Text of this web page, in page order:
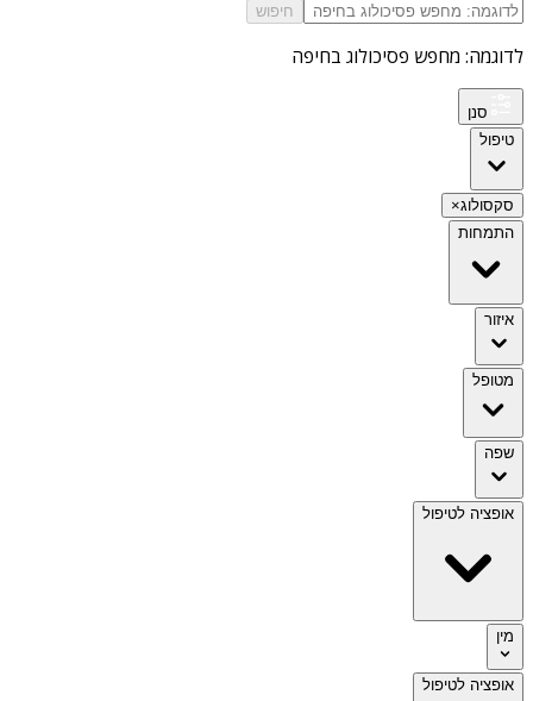
חיפוש
לדוגמה: מחפש פסיכולוג בחיפה
סנן
טיפול
סקסולוג×
התמחות
איזור
מטופל
שפה
אופציה לטיפול
מין
אופציה לטיפול